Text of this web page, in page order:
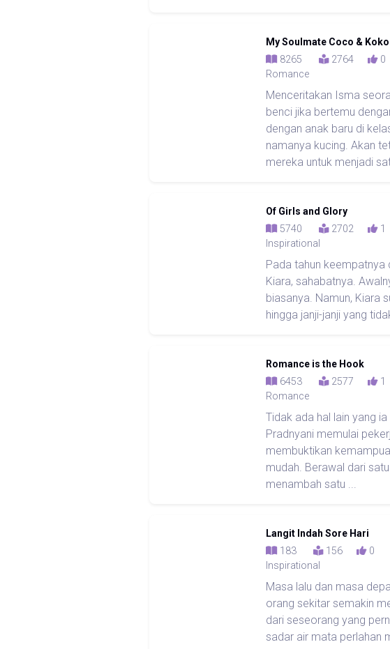
My Soulmate Coco & Koko
8265 2764
Romance
Menceritakan Isma
benci jika bertemu
dengan anak baru di
namanya kucing. Akan
mereka untuk menjadi
Of Girls and Glory
5740 2702
Inspirational
Pada tahun keempatnya
Kiara, sahabatnya.
biasanya. Namun, Kiara
hingga janji-janji yang
Romance is the Hook
6453 2577
Romance
Tidak ada hal lain yang
Pradnyani memulai
membuktikan
mudah. Berawal dari
menambah satu ...
Langit Indah Sore Hari
183 156
0
Inspirational
Masa lalu dan masa
orang sekitar semakin
dari seseorang yang
sadar air mata perlahan